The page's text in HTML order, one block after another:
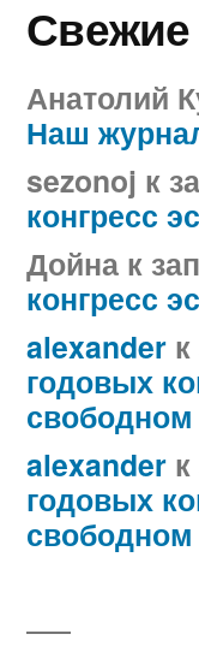
Анатолий
Наш
sezonoj к
конгресс
Дойна к
конгресс
alexander
годовых
свободном
alexander
годовых
свободном